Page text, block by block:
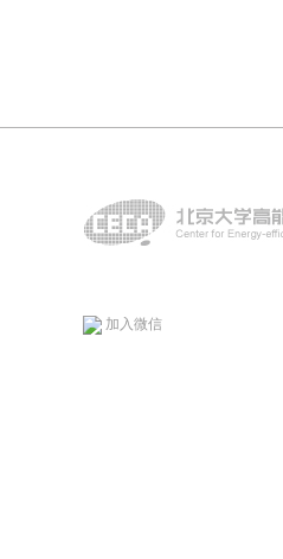
加入微信